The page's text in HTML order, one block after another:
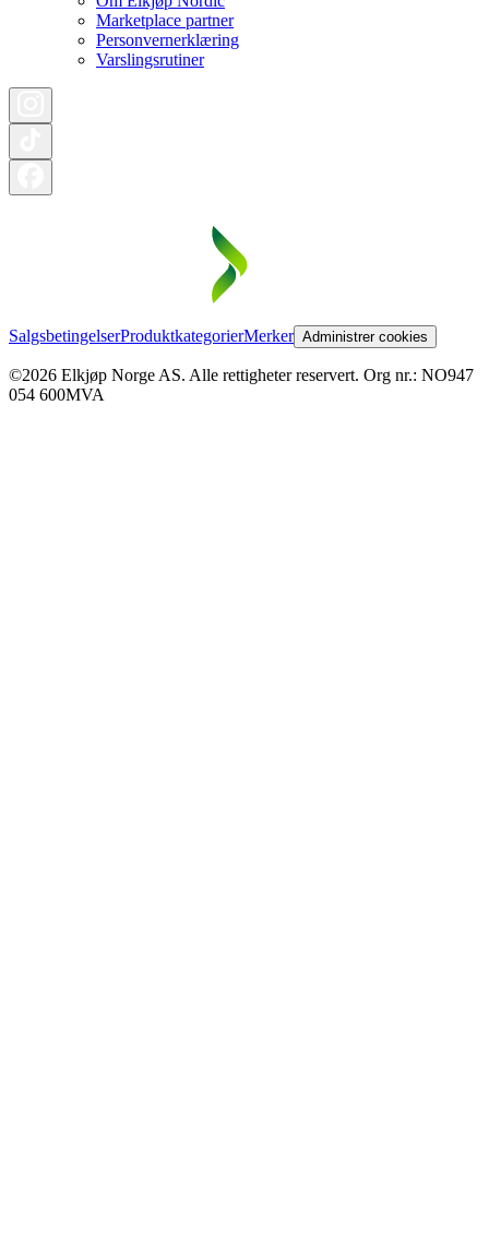
Marketplace partner
Personvernerklæring
Varslingsrutiner
SalgsbetingelserProduktkategorierMerker Administrer cookies
©2026 Elkjøp Norge AS. Alle rettigheter reservert. Org nr.: NO947
054 600MVA